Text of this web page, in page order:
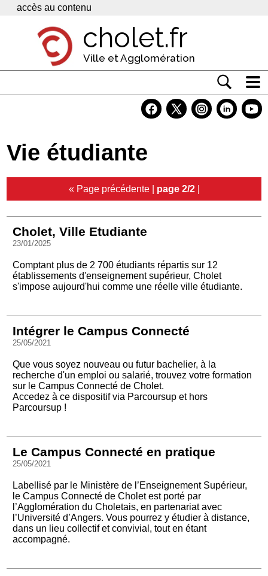
Panneau de gestion des cookies
accès au contenu
cholet.fr
Ville et Agglomération
Economie
Services
Vie étudiante
« Page précédente| page 2/2|
Cholet, Ville Etudiante
23/01/2025
Comptant plus de 2 700 étudiants répartis sur 12
établissements d'enseignement supérieur, Cholet
s'impose aujourd'hui comme une réelle ville étudiante.
Intégrer le Campus Connecté
25/05/2021
Que vous soyez nouveau ou futur bachelier, à la
recherche d'un emploi ou salarié, trouvez votre formation
sur le Campus Connecté de Cholet.
Accedez à ce dispositif via Parcoursup et hors
Parcoursup !
Le Campus Connecté en pratique
25/05/2021
Labellisé par le Ministère de l’Enseignement Supérieur,
le Campus Connecté de Cholet est porté par
l’Agglomération du Choletais, en partenariat avec
l’Université d’Angers. Vous pourrez y étudier à distance,
dans un lieu collectif et convivial, tout en étant
accompagné.